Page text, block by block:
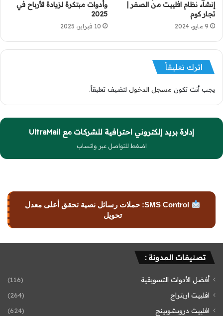
إنشاء نظام افلييت من الصفر |
تجار كوم
9 مايو، 2024
وأدوات مبتكرة لزيادة الأرباح في
2025
10 فبراير، 2025
اترك تعليقاً
يجب أنت تكون مسجل الدخول لتضيف تعليقاً.
إدارة بريد إلكتروني احترافية للشركات مع UltraMail
اضغط للتواصل عبر واتساب
SMS Control: حملات رسائل نصية تحقق أعلى معدل
تحويل
تصنيفات المدونة :
أفضل الأدوات التسويقية
(116)
افلييت اربتراج
(264)
افلييت دروبشوبينج
(624)